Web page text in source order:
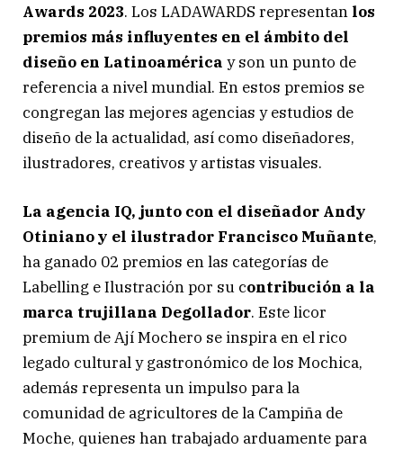
Awards 2023. Los LADAWARDS representan los
premios más influyentes en el ámbito del
diseño en Latinoamérica y son un punto de
referencia a nivel mundial. En estos premios se
congregan las mejores agencias y estudios de
diseño de la actualidad, así como diseñadores,
ilustradores, creativos y artistas visuales.
La agencia IQ, junto con el diseñador Andy
Otiniano y el ilustrador Francisco Muñante,
ha ganado 02 premios en las categorías de
Labelling e Ilustración por su contribución a la
marca trujillana Degollador. Este licor
premium de Ají Mochero se inspira en el rico
legado cultural y gastronómico de los Mochica,
además representa un impulso para la
comunidad de agricultores de la Campiña de
Moche, quienes han trabajado arduamente para